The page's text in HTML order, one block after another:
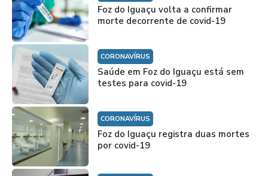
Foz do Iguaçu volta a confirmar
morte decorrente de covid-19
CORONAVÍRUS
Saúde em Foz do Iguaçu está sem
testes para covid-19
CORONAVÍRUS
Foz do Iguaçu registra duas mortes
por covid-19